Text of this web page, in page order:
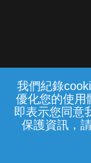
我們紀錄
優化您的使用
即表示您同意
保護資訊，
常見問題 線
中華電信
(統